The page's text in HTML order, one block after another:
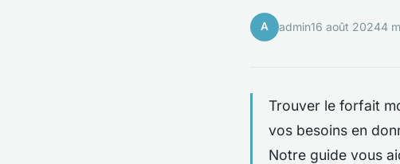
A admin16 août 20244
Trouver le forfait
vos besoins en
Notre guide vous